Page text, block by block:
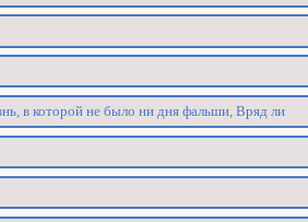
в которой не было ни дня фальши, Вряд ли